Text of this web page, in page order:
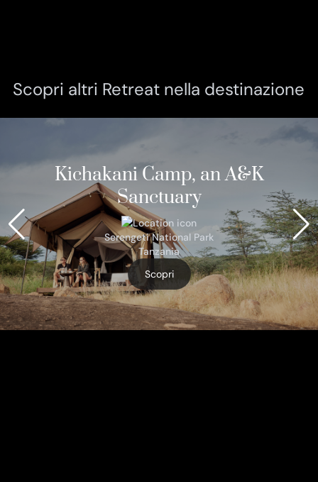
Scopri altri Retreat nella destinazione
Kichakani Camp, an A&K
Sanctuary
Serengeti National Park
Tanzania
Scopri